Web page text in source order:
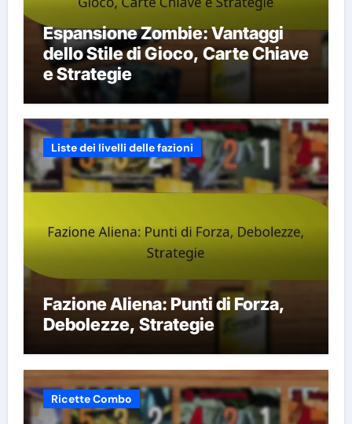
Espansione Zombie: Vantaggi
dello Stile di Gioco, Carte Chiave
e Strategie
Liste dei livelli delle fazioni
Fazione Aliena: Punti di Forza,
Debolezze, Strategie
Ricette Combo